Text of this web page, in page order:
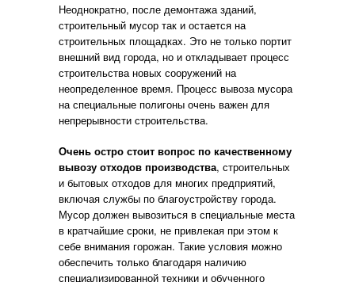
Неоднократно, после демонтажа зданий,
строительный мусор так и остается на
строительных площадках. Это не только портит
внешний вид города, но и откладывает процесс
строительства новых сооружений на
неопределенное время. Процесс вывоза мусора
на специальные полигоны очень важен для
непрерывности строительства.
Очень остро стоит вопрос по качественному
вывозу отходов производства, строительных
и бытовых отходов для многих предприятий,
включая службы по благоустройству города.
Мусор должен вывозиться в специальные места
в кратчайшие сроки, не привлекая при этом к
себе внимания горожан. Такие условия можно
обеспечить только благодаря наличию
специализированной техники и обученного